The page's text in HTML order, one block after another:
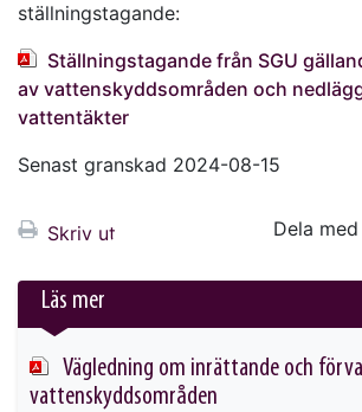
ställningstagande:
Ställningstagande från SGU
av vattenskyddsområden och
vattentäkter
Senast granskad 2024-08-15
Skriv ut Dela
Läs mer
Vägledning om inrättande och
vattenskyddsområden